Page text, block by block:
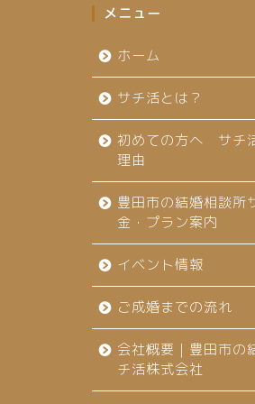
メニュー
ホーム
サチ活とは？
初めての方へ サチ
理由
豊田市の結婚相談所
金・プラン案内
イベント情報
ご成婚までの流れ
会社概要｜豊田市の
チ活株式会社